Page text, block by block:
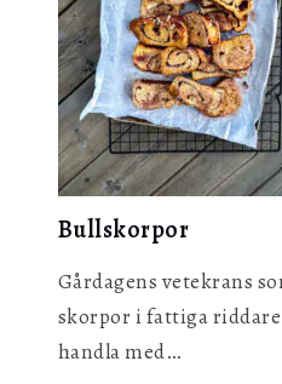
Bullskorpor
Gårdagens vetekrans
skorpor i fattiga
handla med…